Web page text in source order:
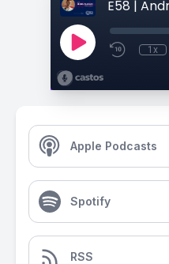
1x
Apple Podcasts
Spotify
RSS